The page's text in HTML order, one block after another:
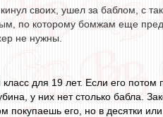
своих, ушел за баблом, с
по которому бомжам еще
не нужны.
для 19 лет. Если его
у них нет столько бабла.
покупаешь его, но в десятки